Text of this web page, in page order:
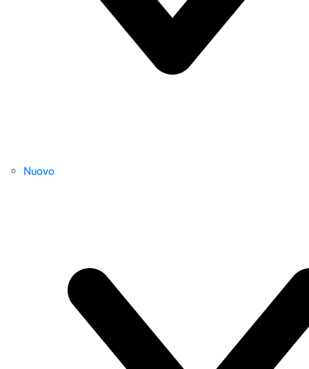
Nuovo